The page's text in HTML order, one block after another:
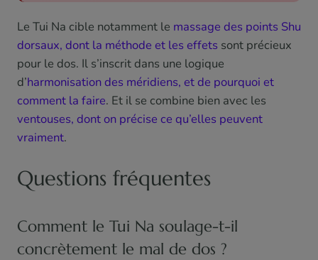
Le Tui Na cible notamment le massage des points Shu
dorsaux, dont la méthode et les effets sont précieux
pour le dos. Il s’inscrit dans une logique
d’harmonisation des méridiens, et de pourquoi et
comment la faire. Et il se combine bien avec les
ventouses, dont on précise ce qu’elles peuvent
vraiment.
Questions fréquentes
Comment le Tui Na soulage-t-il
concrètement le mal de dos ?